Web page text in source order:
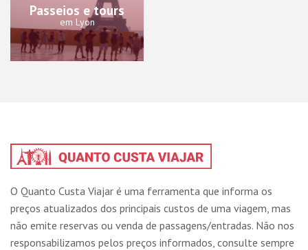
Passeios e tours
em Lyon
O Quanto Custa Viajar é uma ferramenta que informa os
preços atualizados dos principais custos de uma viagem, mas
não emite reservas ou venda de passagens/entradas. Não nos
responsabilizamos pelos preços informados, consulte sempre